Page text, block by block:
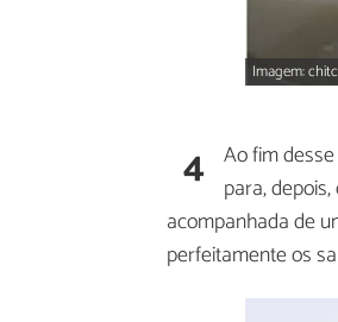
Imagem:
4 Ao fim
para,
acompanhada de
perfeitamente os